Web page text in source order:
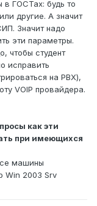
в ГОСТах: будь то
другие. А значит
Значит надо
эти параметры.
чтобы студент
исправить
на PBX),
VOIP провайдера.
как эти
при имеющихся
машины
Win 2003 Srv